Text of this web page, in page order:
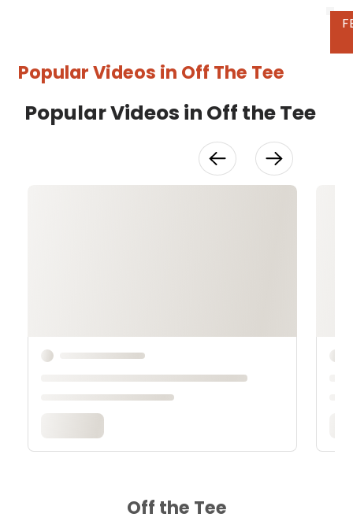
Popular Videos in Off The Tee
Popular Videos in Off the Tee
Off the Tee